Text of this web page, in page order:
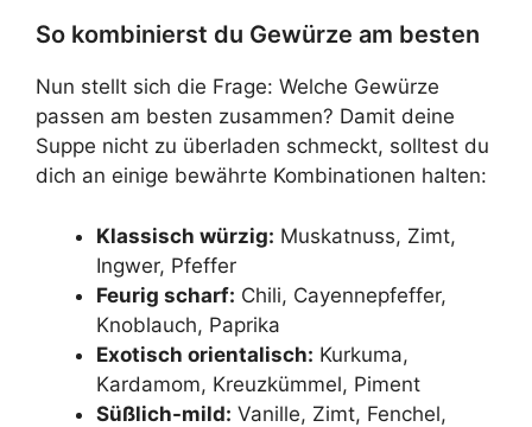
So kombinierst du Gewürze am besten
Nun stellt sich die Frage: Welche Gewürze
passen am besten zusammen? Damit deine
Suppe nicht zu überladen schmeckt, solltest du
dich an einige bewährte Kombinationen halten:
Klassisch würzig: Muskatnuss, Zimt,
Ingwer, Pfeffer
Feurig scharf: Chili, Cayennepfeffer,
Knoblauch, Paprika
Exotisch orientalisch: Kurkuma,
Kardamom, Kreuzkümmel, Piment
Süßlich-mild: Vanille, Zimt, Fenchel,